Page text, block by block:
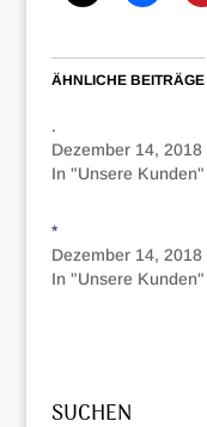
ÄHNLICHE BEITRÄGE
.
Dezember 14, 2018
In "Unsere Kunden"
*
Dezember 14, 2018
In "Unsere Kunden"
SUCHEN